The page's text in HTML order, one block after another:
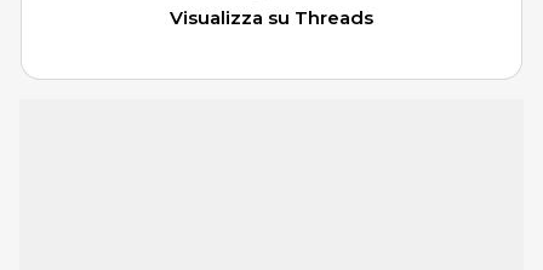
Visualizza su Threads